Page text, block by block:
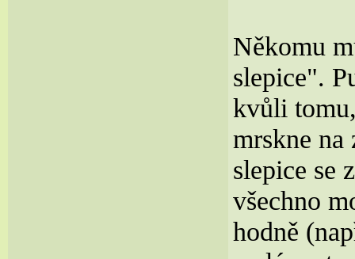
Někomu
slepice".
kvůli
mrskne na
slepice se
všechno
hodně